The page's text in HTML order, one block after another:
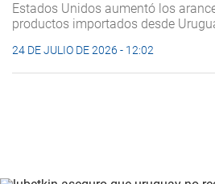
Estados Unidos aumentó los
productos importados desde
24 DE JULIO DE 2026 - 12:02